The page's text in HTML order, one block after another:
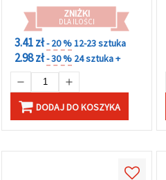
ZNIŻKI
DLA ILOŚCI
3.41 zł- 20 %12-23 sztuka
2.98 zł- 30 % 24 sztuka +
DODAJ DO KOSZYKA